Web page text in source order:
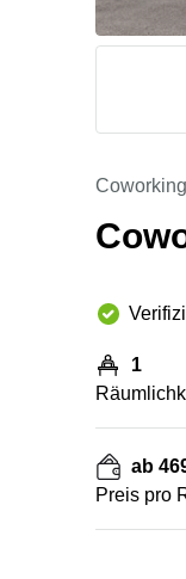
Coworking
1
ab
Preis pro